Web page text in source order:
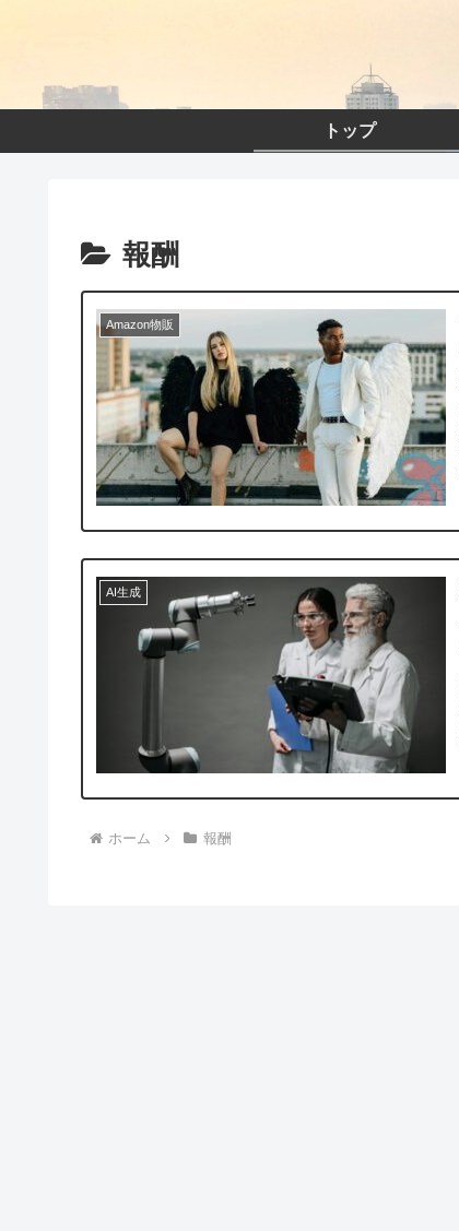
トップ
報酬
Amazon物販
AI生成
ホーム 報酬